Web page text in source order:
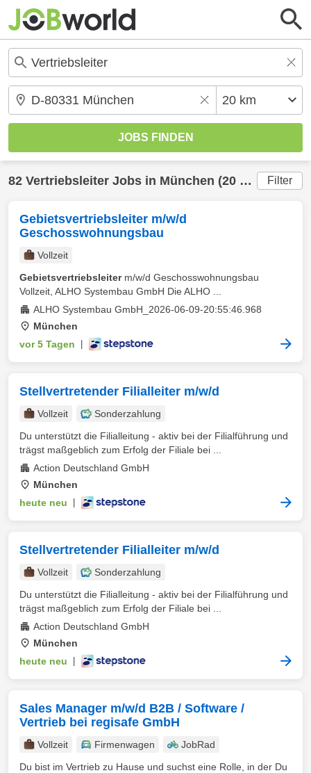
82 Vertriebsleiter Jobs in München (20 km) gefunden Filter
Gebietsvertriebsleiter m/w/d
Geschosswohnungsbau
Vollzeit
Gebietsvertriebsleiterm/w/d Geschosswohnungsbau
Vollzeit, ALHO Systembau GmbH Die ALHO ...
ALHO Systembau GmbH_2026-06-09-20:55:46.968
München
vor 5 Tagen
Stellvertretender Filialleiter m/w/d
Vollzeit
Sonderzahlung
Du unterstützt die Filialleitung - aktiv bei der Filialführung und
trägst maßgeblich zum Erfolg der Filiale bei ...
Action Deutschland GmbH
München
heute neu
Stellvertretender Filialleiter m/w/d
Vollzeit
Sonderzahlung
Du unterstützt die Filialleitung - aktiv bei der Filialführung und
trägst maßgeblich zum Erfolg der Filiale bei ...
Action Deutschland GmbH
München
heute neu
Sales Manager m/w/d B2B / Software /
Vertrieb bei regisafe GmbH
Vollzeit Firmenwagen
JobRad
Du bist im Vertrieb zu Hause und suchst eine Rolle, in der Du